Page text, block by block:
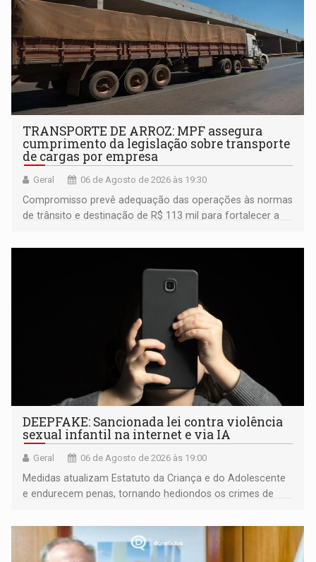
TRANSPORTE DE ARROZ: MPF assegura
cumprimento da legislação sobre transporte
de cargas por empresa
Geral 06 de Agosto de 2026 às 19:30
Compromisso prevê adequação das operações às normas
de trânsito e destinação de R$ 113 mil para fortalecer a
DEEPFAKE: Sancionada lei contra violência
sexual infantil na internet e via IA
Geral 06 de Agosto de 2026 às 19:00
Medidas atualizam Estatuto da Criança e do Adolescente
e endurecem penas, tornando hediondos os crimes de